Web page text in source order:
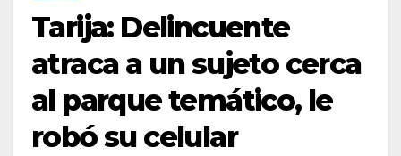
Tarija: Delincuente
atraca a un sujeto cerca
al parque temático, le
robó su celular